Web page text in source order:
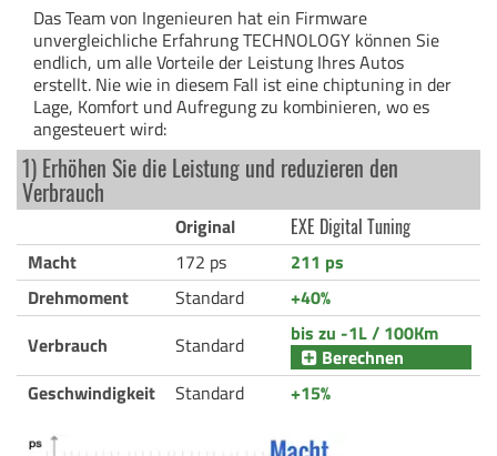
Das Team von Ingenieuren hat ein Firmware
unvergleichliche Erfahrung TECHNOLOGY können Sie
endlich, um alle Vorteile der Leistung Ihres Autos
erstellt. Nie wie in diesem Fall ist eine chiptuning in der
Lage, Komfort und Aufregung zu kombinieren, wo es
angesteuert wird:
1) Erhöhen Sie die Leistung und reduzieren den
Verbrauch
Original
EXE Digital Tuning
Macht
172 ps
211 ps
Drehmoment
Standard
+40%
Verbrauch
Standard
bis zu -1L / 100Km
Berechnen
Geschwindigkeit
Standard +15%